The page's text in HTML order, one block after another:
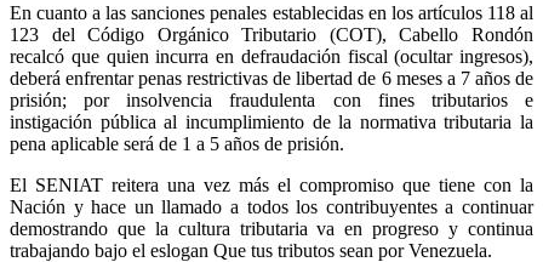
En cuanto a las sanciones penales establecidas en los artículos 118 al
123 del Código Orgánico Tributario (COT), Cabello Rondón
recalcó que quien incurra en defraudación fiscal (ocultar ingresos),
deberá enfrentar penas restrictivas de libertad de 6 meses a 7 años de
prisión; por insolvencia fraudulenta con fines tributarios e
instigación pública al incumplimiento de la normativa tributaria la
pena aplicable será de 1 a 5 años de prisión.
El SENIAT reitera una vez más el compromiso que tiene con la
Nación y hace un llamado a todos los contribuyentes a continuar
demostrando que la cultura tributaria va en progreso y continua
trabajando bajo el eslogan Que tus tributos sean por Venezuela.